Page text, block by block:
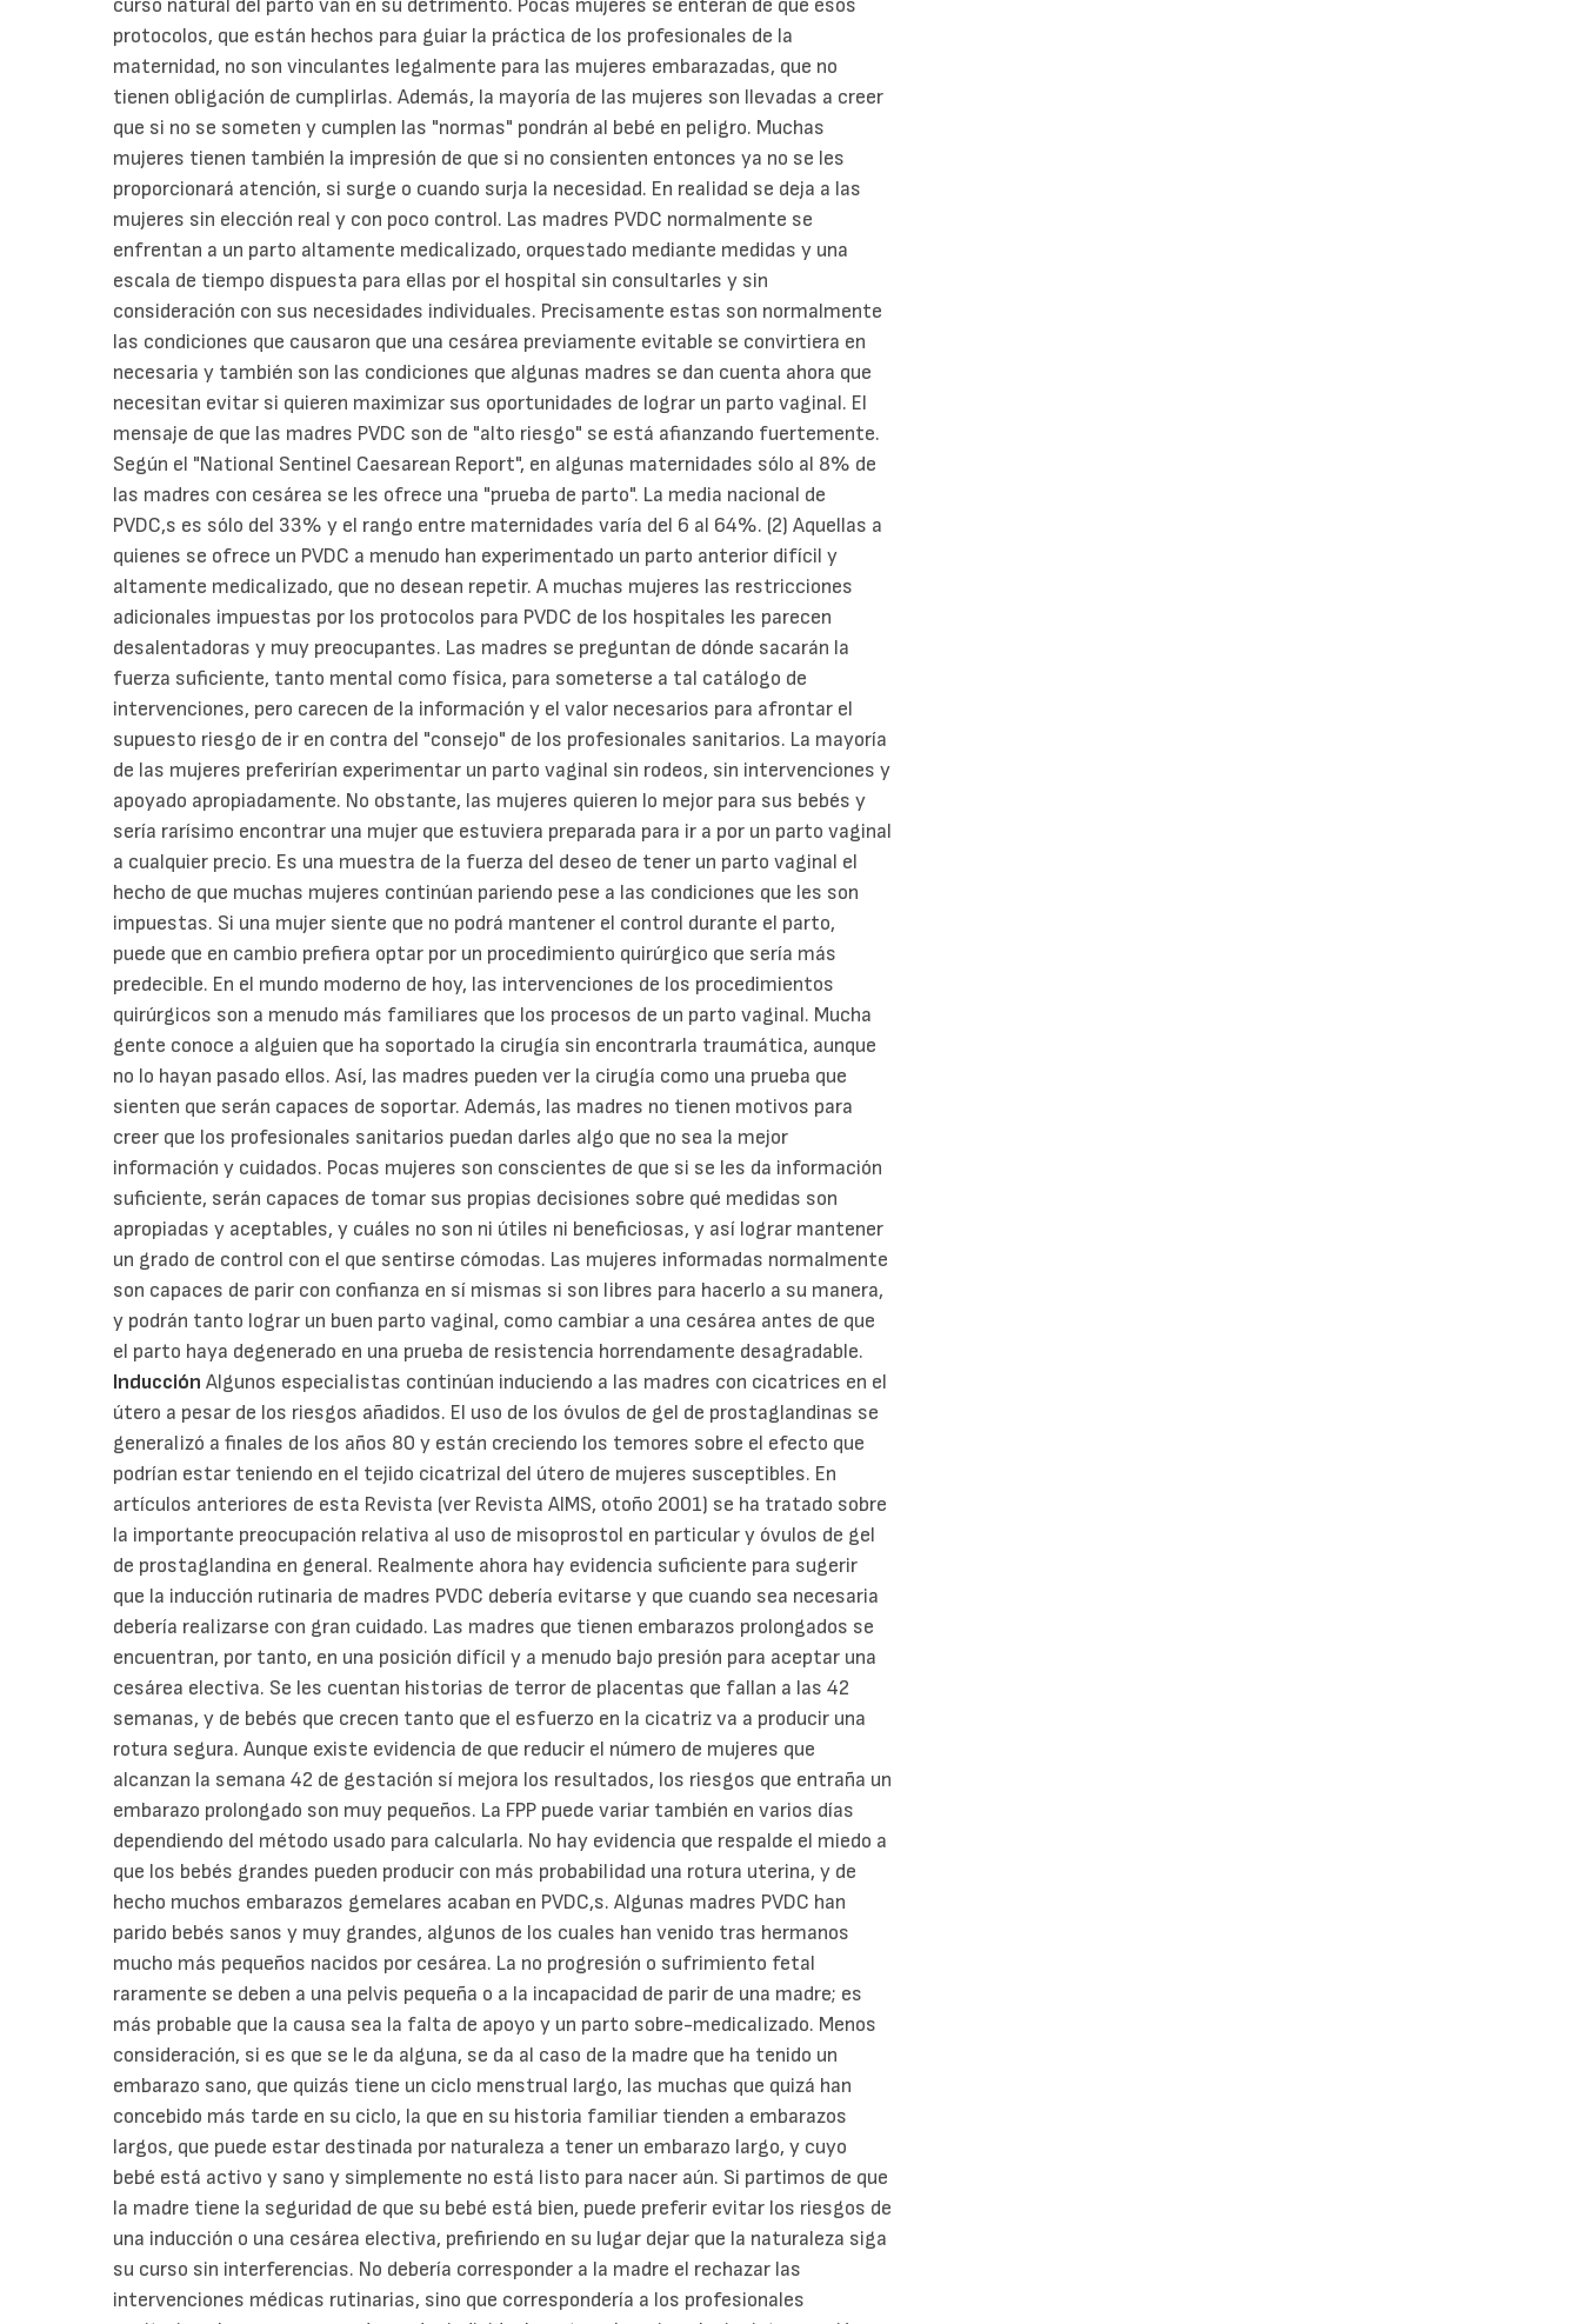
curso natural del parto van en su detrimento. Pocas mujeres se enteran de que esos
protocolos, que están hechos para guiar la práctica de los profesionales de la
maternidad, no son vinculantes legalmente para las mujeres embarazadas, que no
tienen obligación de cumplirlas. Además, la mayoría de las mujeres son llevadas a creer
que si no se someten y cumplen las "normas" pondrán al bebé en peligro. Muchas
mujeres tienen también la impresión de que si no consienten entonces ya no se les
proporcionará atención, si surge o cuando surja la necesidad. En realidad se deja a las
mujeres sin elección real y con poco control. Las madres PVDC normalmente se
enfrentan a un parto altamente medicalizado, orquestado mediante medidas y una
escala de tiempo dispuesta para ellas por el hospital sin consultarles y sin
consideración con sus necesidades individuales. Precisamente estas son normalmente
las condiciones que causaron que una cesárea previamente evitable se convirtiera en
necesaria y también son las condiciones que algunas madres se dan cuenta ahora que
necesitan evitar si quieren maximizar sus oportunidades de lograr un parto vaginal. El
mensaje de que las madres PVDC son de "alto riesgo" se está afianzando fuertemente.
Según el "National Sentinel Caesarean Report", en algunas maternidades sólo al 8% de
las madres con cesárea se les ofrece una "prueba de parto". La media nacional de
PVDC,s es sólo del 33% y el rango entre maternidades varía del 6 al 64%. (2) Aquellas a
quienes se ofrece un PVDC a menudo han experimentado un parto anterior difícil y
altamente medicalizado, que no desean repetir. A muchas mujeres las restricciones
adicionales impuestas por los protocolos para PVDC de los hospitales les parecen
desalentadoras y muy preocupantes. Las madres se preguntan de dónde sacarán la
fuerza suficiente, tanto mental como física, para someterse a tal catálogo de
intervenciones, pero carecen de la información y el valor necesarios para afrontar el
supuesto riesgo de ir en contra del "consejo" de los profesionales sanitarios. La mayoría
de las mujeres preferirían experimentar un parto vaginal sin rodeos, sin intervenciones y
apoyado apropiadamente. No obstante, las mujeres quieren lo mejor para sus bebés y
sería rarísimo encontrar una mujer que estuviera preparada para ir a por un parto vaginal
a cualquier precio. Es una muestra de la fuerza del deseo de tener un parto vaginal el
hecho de que muchas mujeres continúan pariendo pese a las condiciones que les son
impuestas. Si una mujer siente que no podrá mantener el control durante el parto,
puede que en cambio prefiera optar por un procedimiento quirúrgico que sería más
predecible. En el mundo moderno de hoy, las intervenciones de los procedimientos
quirúrgicos son a menudo más familiares que los procesos de un parto vaginal. Mucha
gente conoce a alguien que ha soportado la cirugía sin encontrarla traumática, aunque
no lo hayan pasado ellos. Así, las madres pueden ver la cirugía como una prueba que
sienten que serán capaces de soportar. Además, las madres no tienen motivos para
creer que los profesionales sanitarios puedan darles algo que no sea la mejor
información y cuidados. Pocas mujeres son conscientes de que si se les da información
suficiente, serán capaces de tomar sus propias decisiones sobre qué medidas son
apropiadas y aceptables, y cuáles no son ni útiles ni beneficiosas, y así lograr mantener
un grado de control con el que sentirse cómodas. Las mujeres informadas normalmente
son capaces de parir con confianza en sí mismas si son libres para hacerlo a su manera,
y podrán tanto lograr un buen parto vaginal, como cambiar a una cesárea antes de que
el parto haya degenerado en una prueba de resistencia horrendamente desagradable.
Inducción Algunos especialistas continúan induciendo a las madres con cicatrices en el
útero a pesar de los riesgos añadidos. El uso de los óvulos de gel de prostaglandinas se
generalizó a finales de los años 80 y están creciendo los temores sobre el efecto que
podrían estar teniendo en el tejido cicatrizal del útero de mujeres susceptibles. En
artículos anteriores de esta Revista (ver Revista AIMS, otoño 2001) se ha tratado sobre
la importante preocupación relativa al uso de misoprostol en particular y óvulos de gel
de prostaglandina en general. Realmente ahora hay evidencia suficiente para sugerir
que la inducción rutinaria de madres PVDC debería evitarse y que cuando sea necesaria
debería realizarse con gran cuidado. Las madres que tienen embarazos prolongados se
encuentran, por tanto, en una posición difícil y a menudo bajo presión para aceptar una
cesárea electiva. Se les cuentan historias de terror de placentas que fallan a las 42
semanas, y de bebés que crecen tanto que el esfuerzo en la cicatriz va a producir una
rotura segura. Aunque existe evidencia de que reducir el número de mujeres que
alcanzan la semana 42 de gestación sí mejora los resultados, los riesgos que entraña un
embarazo prolongado son muy pequeños. La FPP puede variar también en varios días
dependiendo del método usado para calcularla. No hay evidencia que respalde el miedo a
que los bebés grandes pueden producir con más probabilidad una rotura uterina, y de
hecho muchos embarazos gemelares acaban en PVDC,s. Algunas madres PVDC han
parido bebés sanos y muy grandes, algunos de los cuales han venido tras hermanos
mucho más pequeños nacidos por cesárea. La no progresión o sufrimiento fetal
raramente se deben a una pelvis pequeña o a la incapacidad de parir de una madre; es
más probable que la causa sea la falta de apoyo y un parto sobre-medicalizado. Menos
consideración, si es que se le da alguna, se da al caso de la madre que ha tenido un
embarazo sano, que quizás tiene un ciclo menstrual largo, las muchas que quizá han
concebido más tarde en su ciclo, la que en su historia familiar tienden a embarazos
largos, que puede estar destinada por naturaleza a tener un embarazo largo, y cuyo
bebé está activo y sano y simplemente no está listo para nacer aún. Si partimos de que
la madre tiene la seguridad de que su bebé está bien, puede preferir evitar los riesgos de
una inducción o una cesárea electiva, prefiriendo en su lugar dejar que la naturaleza siga
su curso sin interferencias. No debería corresponder a la madre el rechazar las
intervenciones médicas rutinarias, sino que correspondería a los profesionales